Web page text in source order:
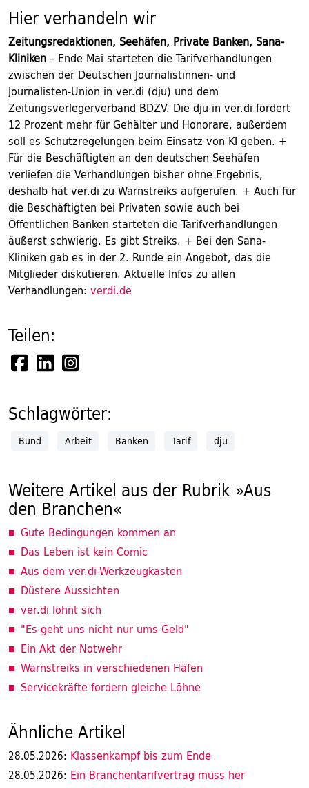
Hier verhandeln wir
Zeitungsredaktionen, Seehäfen, Private Banken, Sana-
Kliniken– Ende Mai starteten die Tarifverhandlungen
zwischen der Deutschen Journalistinnen- und
Journalisten-Union in ver.di (dju) und dem
Zeitungsverlegerverband BDZV. Die dju in ver.di fordert
12 Prozent mehr für Gehälter und Honorare, außerdem
soll es Schutzregelungen beim Einsatz von KI geben. +
Für die Beschäftigten an den deutschen Seehäfen
verliefen die Verhandlungen bisher ohne Ergebnis,
deshalb hat ver.di zu Warnstreiks aufgerufen. + Auch für
die Beschäftigten bei Privaten sowie auch bei
Öffentlichen Banken starteten die Tarifverhandlungen
äußerst schwierig. Es gibt Streiks. + Bei den Sana-
Kliniken gab es in der 2. Runde ein Angebot, das die
Mitglieder diskutieren. Aktuelle Infos zu allen
Verhandlungen: verdi.de
Teilen:
Schlagwörter:
Bund Arbeit Banken Tarif dju
Weitere Artikel aus der Rubrik »Aus
den Branchen«
Gute Bedingungen kommen an
Das Leben ist kein Comic
Aus dem ver.di-Werkzeugkasten
Düstere Aussichten
ver.di lohnt sich
"Es geht uns nicht nur ums Geld"
Ein Akt der Notwehr
Warnstreiks in verschiedenen Häfen
Servicekräfte fordern gleiche Löhne
Ähnliche Artikel
28.05.2026: Klassenkampf bis zum Ende
28.05.2026: Ein Branchentarifvertrag muss her